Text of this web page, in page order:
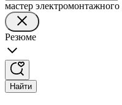
мастер электромонтажного
Резюме
Найти